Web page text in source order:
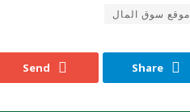
موقع سوق المال
Share
Send